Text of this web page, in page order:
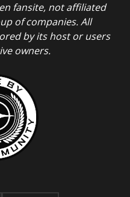
fansite, not affiliated
of companies. All
by its host or users
owners.